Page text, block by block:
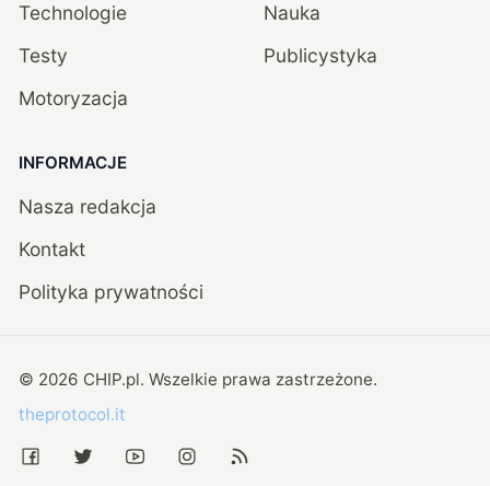
Technologie
Testy
Motoryzacja
Nauka
Publicystyka
INFORMACJE
Nasza redakcja
Kontakt
Polityka prywatności
© 2026 CHIP.pl. Wszelkie prawa zastrzeżone.
theprotocol.it